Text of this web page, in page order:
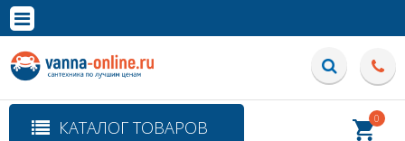
Полная версия сайта
КАТАЛОГ ТОВАРОВ 0